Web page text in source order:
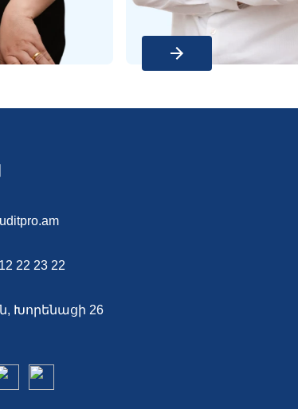
22 23 22
Խորենացի 26